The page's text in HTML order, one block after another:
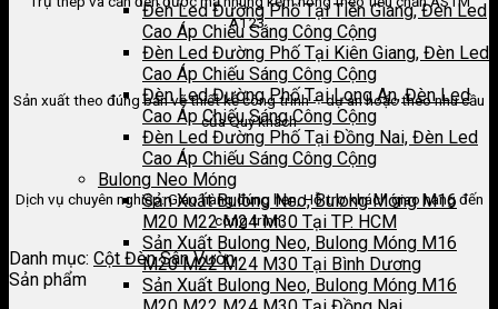
Đèn Led Đường Phố Tại Tiền Giang, Đèn Led
Cao Áp Chiếu Sáng Công Cộng
Đèn Led Đường Phố Tại Kiên Giang, Đèn Led
Cao Áp Chiếu Sáng Công Cộng
Đèn Led Đường Phố Tại Long An, Đèn Led
Cao Áp Chiếu Sáng Công Cộng
Đèn Led Đường Phố Tại Đồng Nai, Đèn Led
Cao Áp Chiếu Sáng Công Cộng
Bulong Neo Móng
Sản Xuất Bulong Neo, Bulong Móng M16
M20 M22 M24 M30 Tại TP. HCM
Sản Xuất Bulong Neo, Bulong Móng M16
M20 M22 M24 M30 Tại Bình Dương
Sản Xuất Bulong Neo, Bulong Móng M16
A123.
Sản xuất theo đúng bản vẽ thiết kế công trình – dự án hoặc theo nhu cầu
của Quý khách
Dịch vụ chuyên nghiệp: Giao hàng đúng hẹn, Hỗ trợ khách giao hàng đến
công trình.
Danh mục: Cột Đèn Sân Vườn
Sản phẩm